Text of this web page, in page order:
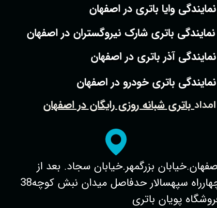
بزرگمهر.خیابان سجاد. بعد از
چهارراه سپهسالار حدفاصل میدان نبش کوچه38
پویان باتری
نمایندگی وایا باتری در اصفهان
نمایندگی آذر باتری در اصفهان
نمایندگی باتری شارک نیروگستران در اصفهان
نمایندگی باتری خودرو در اصفهان
امدادباتری شبانه روزی رایگان در اصفهان